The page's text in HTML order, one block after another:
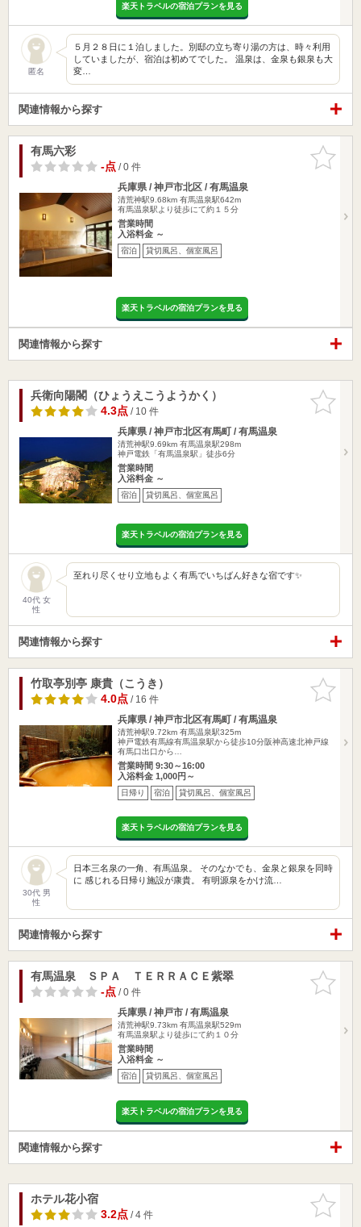
楽天トラベルの宿泊プランを見る
匿名
５月２８日に１泊しました。別邸の立ち寄り湯の方は、時々利用
していましたが、宿泊は初めてでした。 温泉は、金泉も銀泉も大
変…
関連情報から探す
お気に入
りに追加
有馬六彩
-点/ 0 件
兵庫県 / 神戸市北区 / 有馬温泉
清荒神駅9.68km 有馬温泉駅642m
有馬温泉駅より徒歩にて約１５分
営業時間
入浴料金 ～
宿泊 貸切風呂、個室風呂
楽天トラベルの宿泊プランを見る
関連情報から探す
お気に入
りに追加
兵衛向陽閣（ひょうえこうようかく）
4.3点/ 10 件
兵庫県 / 神戸市北区有馬町 / 有馬温泉
清荒神駅9.69km 有馬温泉駅298m
神戸電鉄「有馬温泉駅」徒歩6分
営業時間
入浴料金 ～
宿泊 貸切風呂、個室風呂
楽天トラベルの宿泊プランを見る
40代 女
性
至れり尽くせり立地もよく有馬でいちばん好きな宿です✨
関連情報から探す
お気に入
りに追加
竹取亭別亭 康貴（こうき）
4.0点/ 16 件
兵庫県 / 神戸市北区有馬町 / 有馬温泉
清荒神駅9.72km 有馬温泉駅325m
神戸電鉄有馬線有馬温泉駅から徒歩10分阪神高速北神戸線
有馬口出口から…
営業時間 9:30～16:00
入浴料金 1,000円～
日帰り 宿泊 貸切風呂、個室風呂
楽天トラベルの宿泊プランを見る
30代 男
性
日本三名泉の一角、有馬温泉。 そのなかでも、金泉と銀泉を同時
に 感じれる日帰り施設が康貴。 有明源泉をかけ流…
関連情報から探す
お気に入
りに追加
有馬温泉 ＳＰＡ ＴＥＲＲＡＣＥ紫翠
-点/ 0 件
兵庫県 / 神戸市 / 有馬温泉
清荒神駅9.73km 有馬温泉駅529m
有馬温泉駅より徒歩にて約１０分
営業時間
入浴料金 ～
宿泊 貸切風呂、個室風呂
楽天トラベルの宿泊プランを見る
関連情報から探す
お気に入
りに追加
ホテル花小宿
3.2点/ 4 件